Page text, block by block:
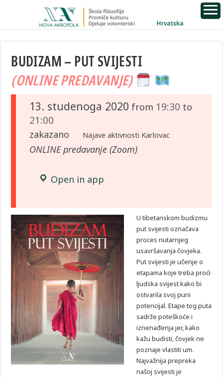
BUDIZAM – PUT SVIJESTI
(ONLINE PREDAVANJE)
13. studenoga 2020 from 19:30 to
21:00
zakazano Najave aktivnosti Karlovac
ONLINE predavanje (Zoom)
Open in app
U tibetanskom budizmu
put svijesti označava
proces nutarnjeg
usavršavanja čovjeka.
Put svijesti je učenje o
etapama koje treba proći
ljudska svijest kako bi
ostvarila svoj puni
potencijal. Etape tog puta
sadrže poteškoće i
iznenađenja jer, kako
kažu budisti, čovjek ne
poznaje vlastiti um.
Najvažnija prepreka
našoj svijesti je